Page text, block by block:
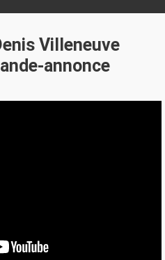
Villeneuve
annonce